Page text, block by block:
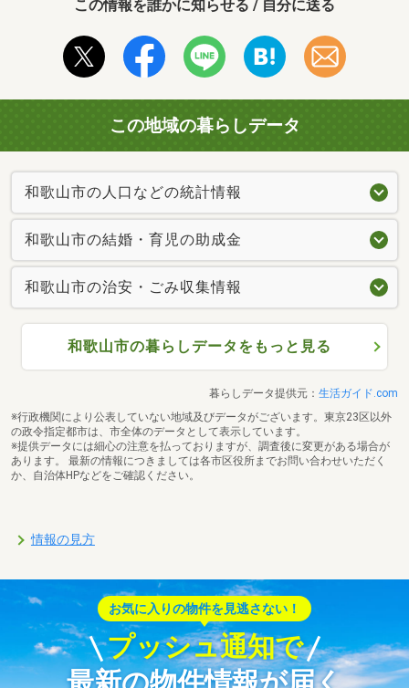
この情報を誰かに知らせる / 自分に送る
この地域の暮らしデータ
和歌山市の人口などの統計情報
和歌山市の結婚・育児の助成金
和歌山市の治安・ごみ収集情報
和歌山市の暮らしデータをもっと見る
暮らしデータ提供元： 生活ガイド.com
※行政機関により公表していない地域及びデータがございます。東京23区以外
の政令指定都市は、市全体のデータとして表示しています。
※提供データには細心の注意を払っておりますが、調査後に変更がある場合が
あります。 最新の情報につきましては各市区役所までお問い合わせいただく
か、自治体HPなどをご確認ください。
情報の見方
お気に入りの物件を見逃さない！
プッシュ通知で